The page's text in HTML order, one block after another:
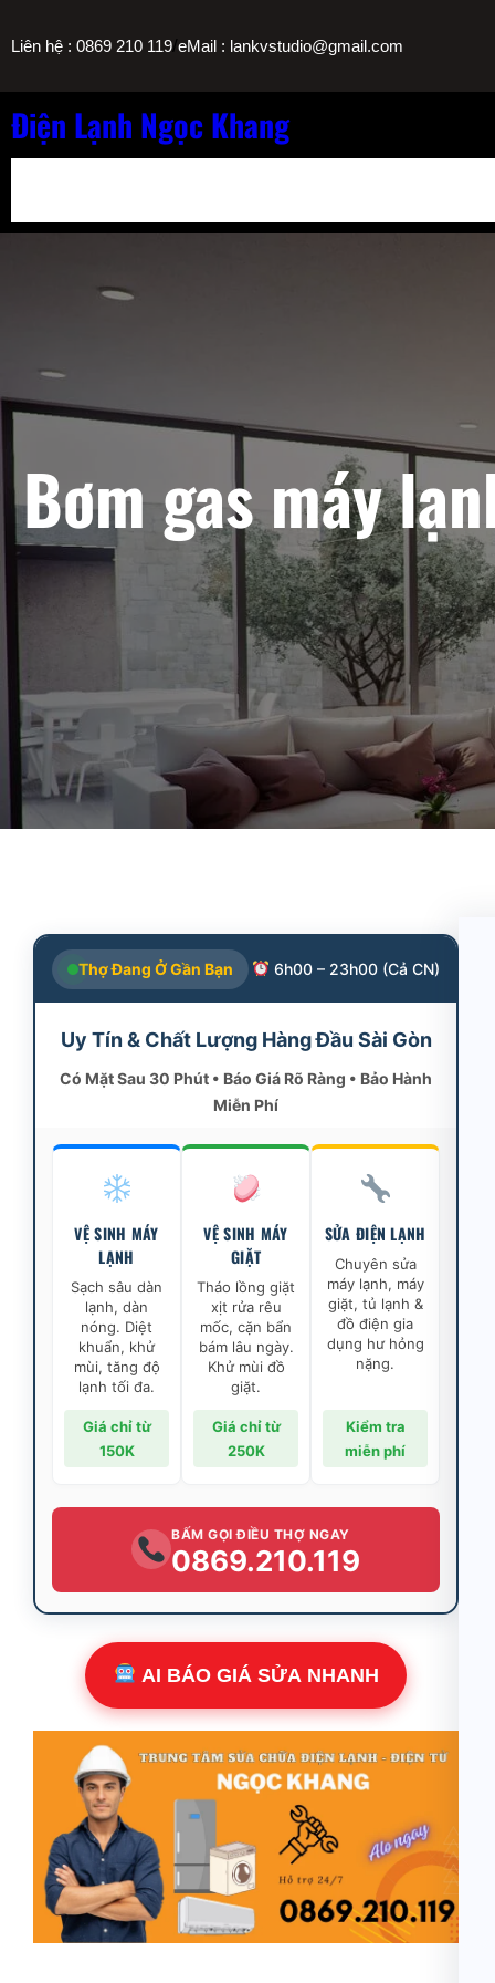
đến
nội
dung
Liên hệ : 0869 210 119/eMail : lankvstudio@gmail.com
Điện Lạnh Ngọc Khang
Bơm gas máy
Thợ Đang Ở Gần Bạn 6h00 – 23h00 (Cả CN)
Uy Tín & Chất Lượng Hàng Đầu Sài Gòn
Có Mặt Sau 30 Phút • Báo Giá Rõ Ràng • Bảo Hành
Miễn Phí
VỆ SINH MÁY
LẠNH
Sạch sâu dàn
lạnh, dàn
nóng. Diệt
khuẩn, khử
mùi, tăng độ
lạnh tối đa.
Giá chỉ từ
150K
VỆ SINH MÁY
GIẶT
Tháo lồng giặt
xịt rửa rêu
mốc, cặn bẩn
bám lâu ngày.
Khử mùi đồ
giặt.
Giá chỉ từ
250K
SỬA ĐIỆN LẠNH
Chuyên sửa
máy lạnh, máy
giặt, tủ lạnh &
đồ điện gia
dụng hư hỏng
nặng.
Kiểm tra
miễn phí
BẤM GỌI ĐIỀU THỢ NGAY
0869.210.119
AI BÁO GIÁ SỬA NHANH